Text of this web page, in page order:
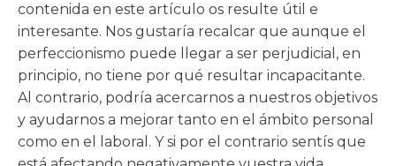
contenida en este artículo os resulte útil e
interesante. Nos gustaría recalcar que aunque el
perfeccionismo puede llegar a ser perjudicial, en
principio, no tiene por qué resultar incapacitante.
Al contrario, podría acercarnos a nuestros objetivos
y ayudarnos a mejorar tanto en el ámbito personal
como en el laboral. Y si por el contrario sentís que